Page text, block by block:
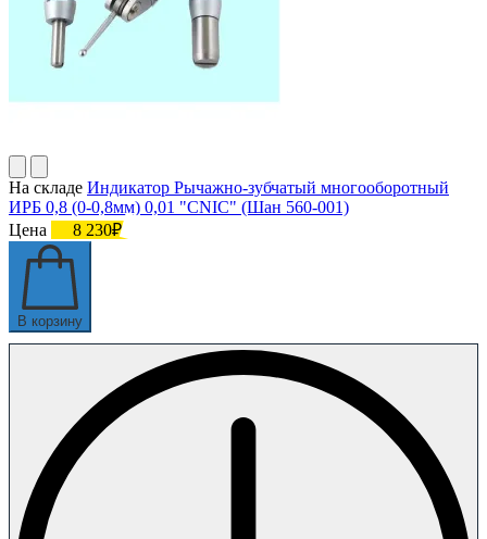
На складе Индикатор Рычажно-зубчатый многооборотный
ИРБ 0,8 (0-0,8мм) 0,01 "CNIC" (Шан 560-001)
Цена
8 230₽
В корзину